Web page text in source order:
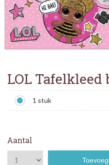
LOL Tafelkleed
1 stuk
Aantal